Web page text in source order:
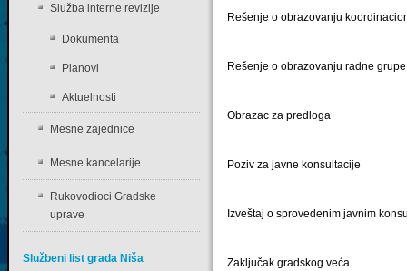
Rešenje o obrazovanju
Rešenje o obrazovanju radne
Obrazac za predloga
Poziv za javne konsultacije
Izveštaj o sprovedenim javnim
Zaključak gradskog veća
Služba interne revizije
Dokumenta
Planovi
Aktuelnosti
Mesne zajednice
Mesne kancelarije
Rukovodioci Gradske
uprave
Službeni list grada Niša